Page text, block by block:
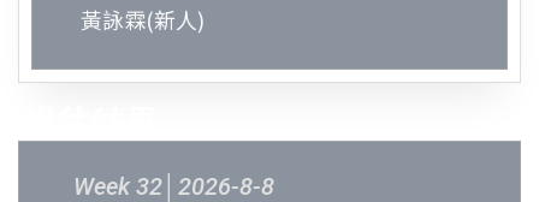
黃詠霖(新人)
Week 32│2026-8-8